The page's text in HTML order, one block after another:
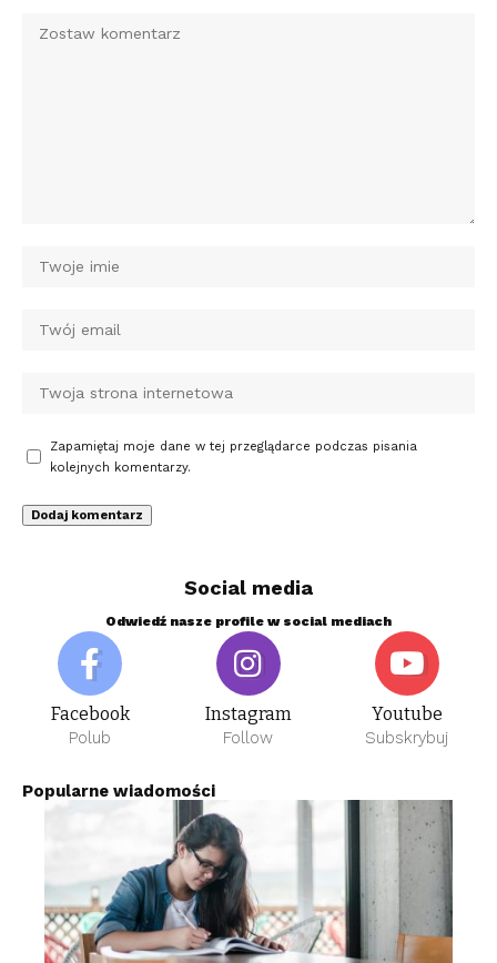
Zapamiętaj moje dane w tej przeglądarce podczas pisania
kolejnych komentarzy.
Social media
Odwiedź nasze profile w social mediach
Facebook
Polub
Instagram
Follow
Youtube
Subskrybuj
Popularne wiadomości